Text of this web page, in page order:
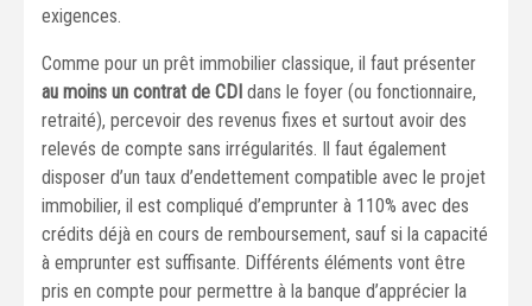
exigences.
Comme pour un prêt immobilier classique, il faut présenter
au moins un contrat de CDI dans le foyer (ou fonctionnaire,
retraité), percevoir des revenus fixes et surtout avoir des
relevés de compte sans irrégularités. Il faut également
disposer d’un taux d’endettement compatible avec le projet
immobilier, il est compliqué d’emprunter à 110% avec des
crédits déjà en cours de remboursement, sauf si la capacité
à emprunter est suffisante. Différents éléments vont être
pris en compte pour permettre à la banque d’apprécier la